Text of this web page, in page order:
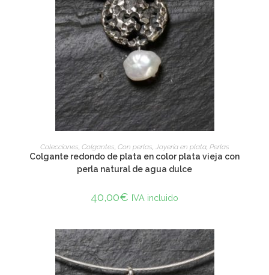
ADD TO CART
Colecciones, Colgantes, Con perlas, Joyería en plata, Perlas
Colgante redondo de plata en color plata vieja con
perla natural de agua dulce
40,00€ IVA incluido